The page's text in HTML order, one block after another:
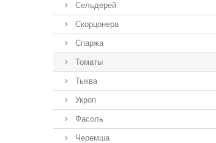
Сельдерей
Скорцонера
Спаржа
Томаты
Тыква
Укроп
Фасоль
Черемша